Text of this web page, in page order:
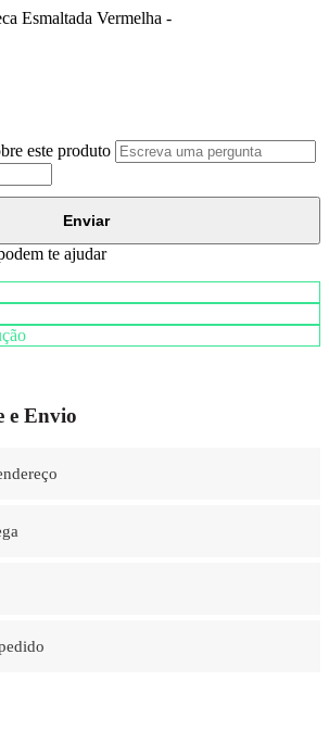
Esmaltada Vermelha -
este produto
Enviar
te ajudar
e Envio